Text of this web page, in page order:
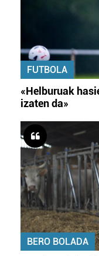
FUTBOLA
«Helburuak
izaten da»
BERO BOLADA